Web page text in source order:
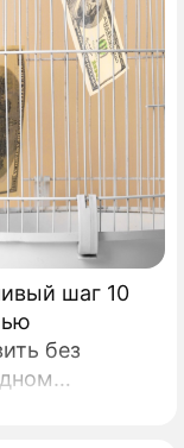
шаг 10
без
— дата с